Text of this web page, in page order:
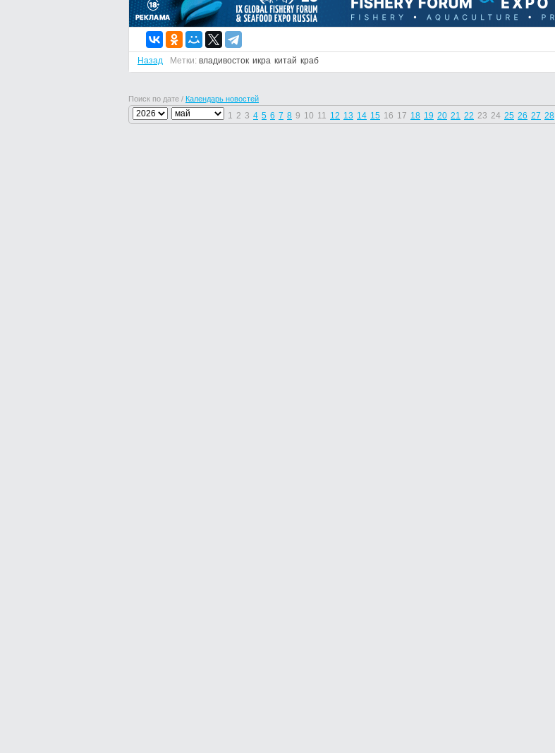
Назад Метки: владивосток икра китай краб
Поиск по дате / Календарь новостей
1 2 3 4 5 6 7 8 9 10 11 12 13 14 15 16 17 18 19 20 21 22 23 24 25 26 27 28